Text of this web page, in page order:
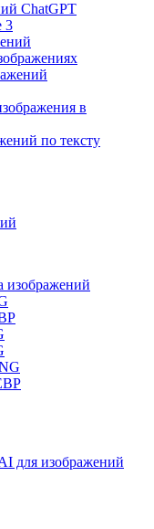
ChatGPT
3
в
по тексту
изображений
для изображений